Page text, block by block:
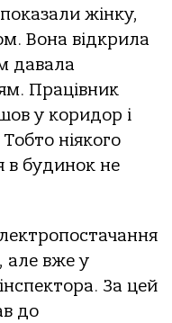
жінку,
Вона відкрила
давала
Працівник
у коридор і
ніякого
в будинок не
але вже у
За цей
до